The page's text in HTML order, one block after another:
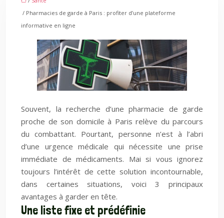
/ Pharmacies de garde à Paris : profiter d’une plateforme
informative en ligne
Souvent, la recherche d’une pharmacie de garde
proche de son domicile à Paris relève du parcours
du combattant. Pourtant, personne n’est à l’abri
d’une urgence médicale qui nécessite une prise
immédiate de médicaments. Mai si vous ignorez
toujours l’intérêt de cette solution incontournable,
dans certaines situations, voici 3 principaux
avantages à garder en tête.
Une liste fixe et prédéfinie